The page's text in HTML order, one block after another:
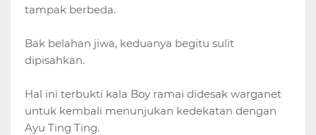
tampak berbeda.
Bak belahan jiwa, keduanya begitu sulit
dipisahkan.
Hal ini terbukti kala Boy ramai didesak warganet
untuk kembali menunjukan kedekatan dengan
Ayu Ting Ting.